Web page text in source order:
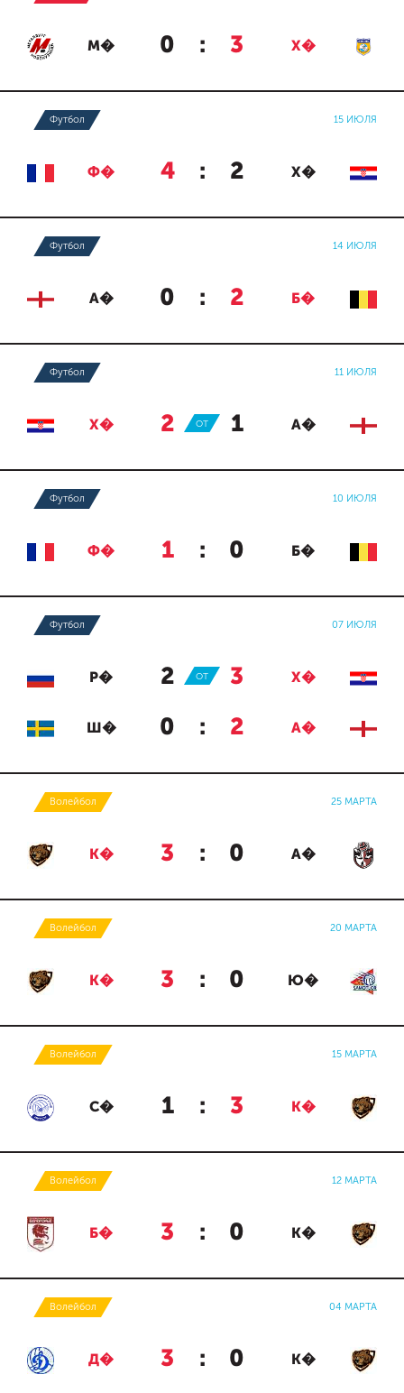
М� 0 : 3 Х�
Футбол 15 ИЮЛЯ
Ф� 4 : 2 Х�
Футбол 14 ИЮЛЯ
А� 0 : 2 Б�
Футбол 11 ИЮЛЯ
Х� 2 : 1 А�
ОТ
Футбол 10 ИЮЛЯ
Ф� 1 : 0 Б�
Футбол 07 ИЮЛЯ
Р� 2 : 3 Х�
ОТ
Ш� 0 : 2 А�
Волейбол 25 МАРТА
К� 3 : 0 А�
Волейбол 20 МАРТА
К� 3 : 0 Ю�
Волейбол 15 МАРТА
С� 1 : 3 К�
Волейбол 12 МАРТА
Б� 3 : 0 К�
Волейбол 04 МАРТА
Д� 3 : 0 К�